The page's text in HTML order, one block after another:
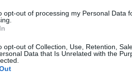
opt-out of processing my Personal Data
opt-out of Collection, Use, Retention,
Data that Is Unrelated with the
em pleno solstício de verão, o
está no ar. Contudo, este é
casamento, escolhem revelar à
inesperadas.